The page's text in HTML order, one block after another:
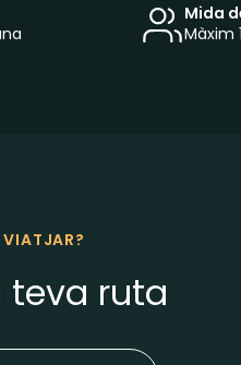
Mida
Màxim
teva ruta